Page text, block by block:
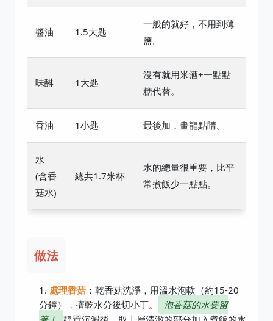
醬油 1.5大匙
一般的就好，不用到薄
鹽。
味醂 1大匙
沒有就用米酒+一點點
糖代替。
香油 1小匙 最後加，畫龍點睛。
水
(含香
菇水)
總共1.7米杯
水的總量很重要，比平
常煮飯少一點點。
做法
處理香菇 ：乾香菇洗淨，用溫水泡軟（約15-20
分鐘），擠乾水分後切小丁。
泡香菇的水要留